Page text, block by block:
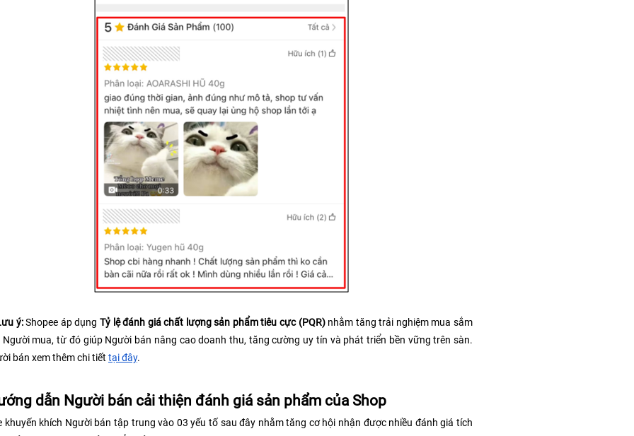
ý: Shopee áp dụng Tỷ lệ đánh giá chất lượng sản phẩm tiêu cực (PQR) nhằm tăng trải nghiệm mua sắm
Người mua, từ đó giúp Người bán nâng cao doanh thu, tăng cường uy tín và phát triển bền vững trên sàn.
bán xem thêm chi tiết tại đây.
dẫn Người bán cải thiện đánh giá sản phẩm của Shop
khuyến khích Người bán tập trung vào 03 yếu tố sau đây nhằm tăng cơ hội nhận được nhiều đánh giá tích